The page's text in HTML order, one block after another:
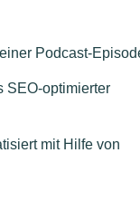
Podcast-
SEO-optimierter
mit Hilfe von